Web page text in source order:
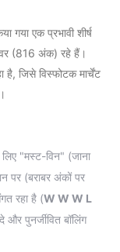
गया एक प्रभावी शीर्ष
(816 अंक) रहे हैं।
है, जिसे विस्फोटक मार्चेंट
लिए "मस्ट-विन" (जाना
पर (बराबर अंकों पर
रहा है (W W W L
पुनर्जीवित बॉलिंग